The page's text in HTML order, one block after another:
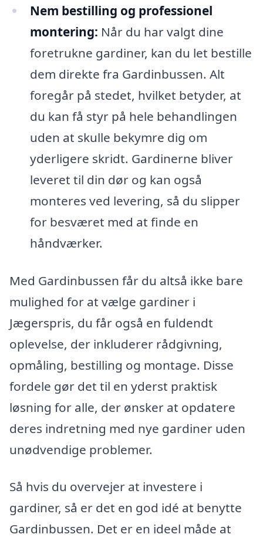
Nem bestilling og professionel
montering: Når du har valgt dine
foretrukne gardiner, kan du let bestille
dem direkte fra Gardinbussen. Alt
foregår på stedet, hvilket betyder, at
du kan få styr på hele behandlingen
uden at skulle bekymre dig om
yderligere skridt. Gardinerne bliver
leveret til din dør og kan også
monteres ved levering, så du slipper
for besværet med at finde en
håndværker.
Med Gardinbussen får du altså ikke bare
mulighed for at vælge gardiner i
Jægerspris, du får også en fuldendt
oplevelse, der inkluderer rådgivning,
opmåling, bestilling og montage. Disse
fordele gør det til en yderst praktisk
løsning for alle, der ønsker at opdatere
deres indretning med nye gardiner uden
unødvendige problemer.
Så hvis du overvejer at investere i
gardiner, så er det en god idé at benytte
Gardinbussen. Det er en ideel måde at